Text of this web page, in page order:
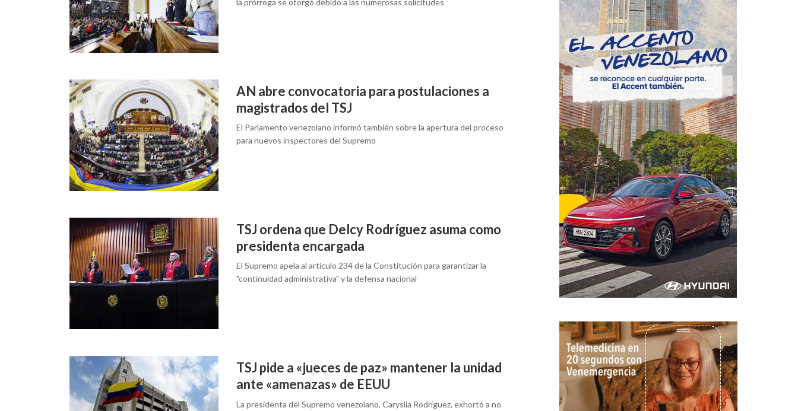
la prórroga se otorgó debido a las numerosas solicitudes
AN abre convocatoria para postulaciones a
magistrados del TSJ
El Parlamento venezolano informó también sobre la apertura del proceso
para nuevos inspectores del Supremo
TSJ ordena que Delcy Rodríguez asuma como
presidenta encargada
El Supremo apela al artículo 234 de la Constitución para garantizar la
"continuidad administrativa" y la defensa nacional
TSJ pide a «jueces de paz» mantener la unidad
ante «amenazas» de EEUU
La presidenta del Supremo venezolano, Caryslia Rodríguez, exhortó a no